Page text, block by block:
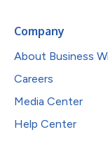
Company
About Business
Careers
Media Center
Help Center